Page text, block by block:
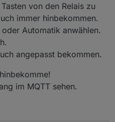
von den Relais zu
immer hinbekommen.
Automatik anwählen.
angepasst bekommen.
im MQTT sehen.